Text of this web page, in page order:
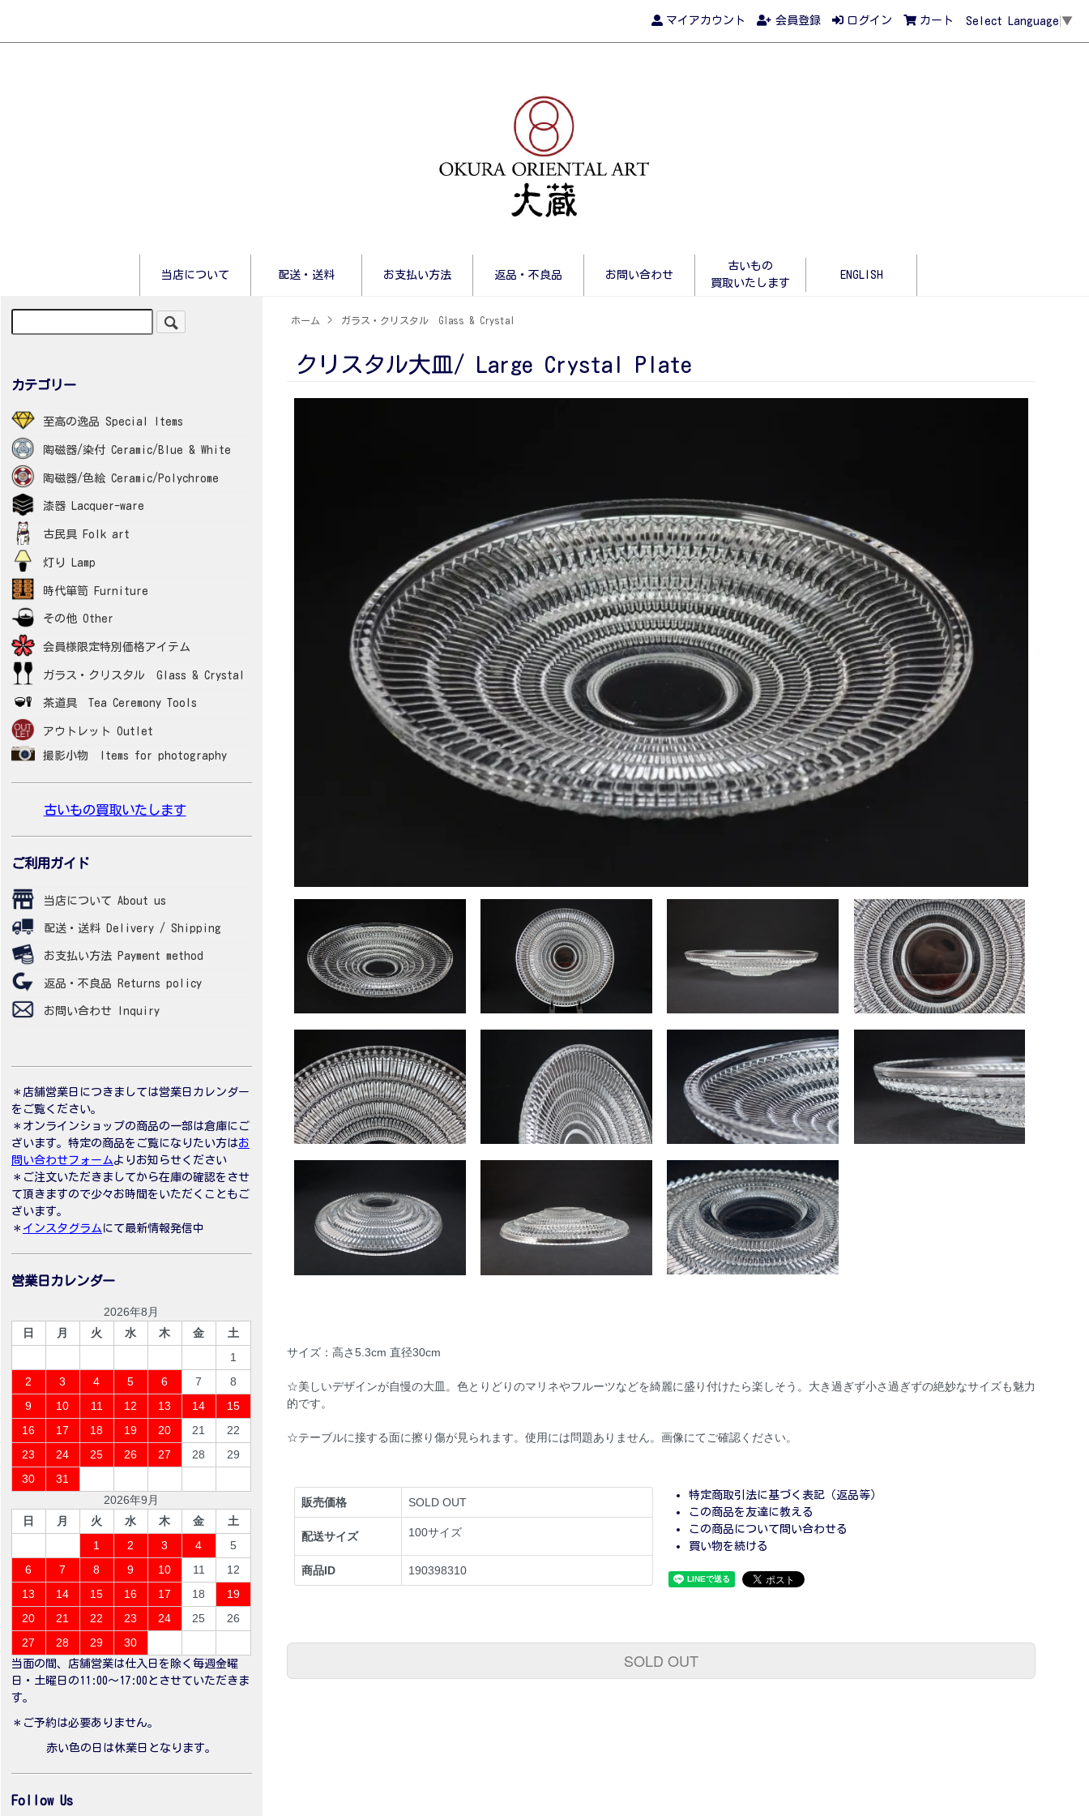
マイアカウント 会員登録 ログイン カート Select Language ▼
当店について 配送・送料 お支払い方法 返品・不良品 お問い合わせ
古いもの
買取いたします
ENGLISH
ホーム > ガラス・クリスタル Glass & Crystal
クリスタル大皿/ Large Crystal Plate
サイズ：高さ5.3cm 直径30cm
☆美しいデザインが自慢の大皿。色とりどりのマリネやフルーツなどを綺麗に盛り付けたら楽しそう。大き過ぎず小さ過ぎずの絶妙なサイズも魅力
的です。
☆テーブルに接する面に擦り傷が見られます。使用には問題ありません。画像にてご確認ください。
販売価格 SOLD OUT
配送サイズ 100サイズ
商品ID 190398310
特定商取引法に基づく表記（返品等）
この商品を友達に教える
この商品について問い合わせる
買い物を続ける
SOLD OUT
カテゴリー
至高の逸品 Special Items
陶磁器/染付 Ceramic/Blue & White
陶磁器/色絵 Ceramic/Polychrome
漆器 Lacquer-ware
古民具 Folk art
灯り Lamp
時代箪笥 Furniture
その他 Other
会員様限定特別価格アイテム
ガラス・クリスタル Glass & Crystal
茶道具 Tea Ceremony Tools
アウトレット Outlet
撮影小物 Items for photography
古いもの買取いたします
ご利用ガイド
当店について About us
配送・送料 Delivery / Shipping
お支払い方法 Payment method
返品・不良品 Returns policy
お問い合わせ Inquiry
＊店舗営業日につきましては営業日カレンダー
をご覧ください。
＊オンラインショップの商品の一部は倉庫にご
ざいます。特定の商品をご覧になりたい方はお
問い合わせフォーム よりお知らせください
＊ご注文いただきましてから在庫の確認をさせ
て頂きますので少々お時間をいただくこともご
ざいます。
＊ インスタグラム にて最新情報発信中
営業日カレンダー
2026年8月
日
月 火 水 木 金
土
1
2
3 4 5 6 7
8
9
10 11 12 13 14
15
16
17 18 19 20 21
22
23
24 25 26 27 28
29
30
31
2026年9月
日
月 火 水 木 金
土
1
2 3 4
5
6
7 8 9 10 11
12
13
14 15 16 17 18
19
20
21 22 23 24 25
26
27
28 29 30
当面の間、店舗営業は仕入日を除く毎週金曜
日・土曜日の11:00〜17:00とさせていただきま
す。
＊ご予約は必要ありません。
赤い色の日は休業日となります。
Follow Us